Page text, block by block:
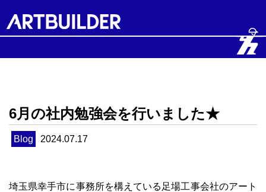
6月の社内勉強会を行いました★
Blog 2024.07.17
埼玉県幸手市に事務所を構えている足場工事会社のアート